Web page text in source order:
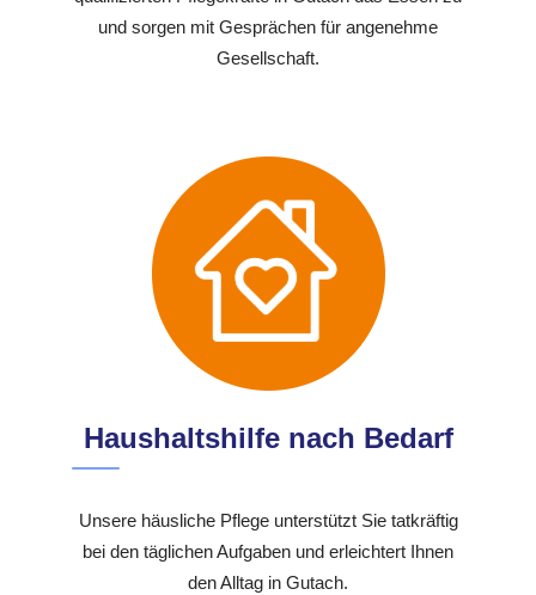
und sorgen mit Gesprächen für angenehme
Gesellschaft.
Haushaltshilfe nach Bedarf
Unsere häusliche Pflege unterstützt Sie tatkräftig
bei den täglichen Aufgaben und erleichtert Ihnen
den Alltag in Gutach.